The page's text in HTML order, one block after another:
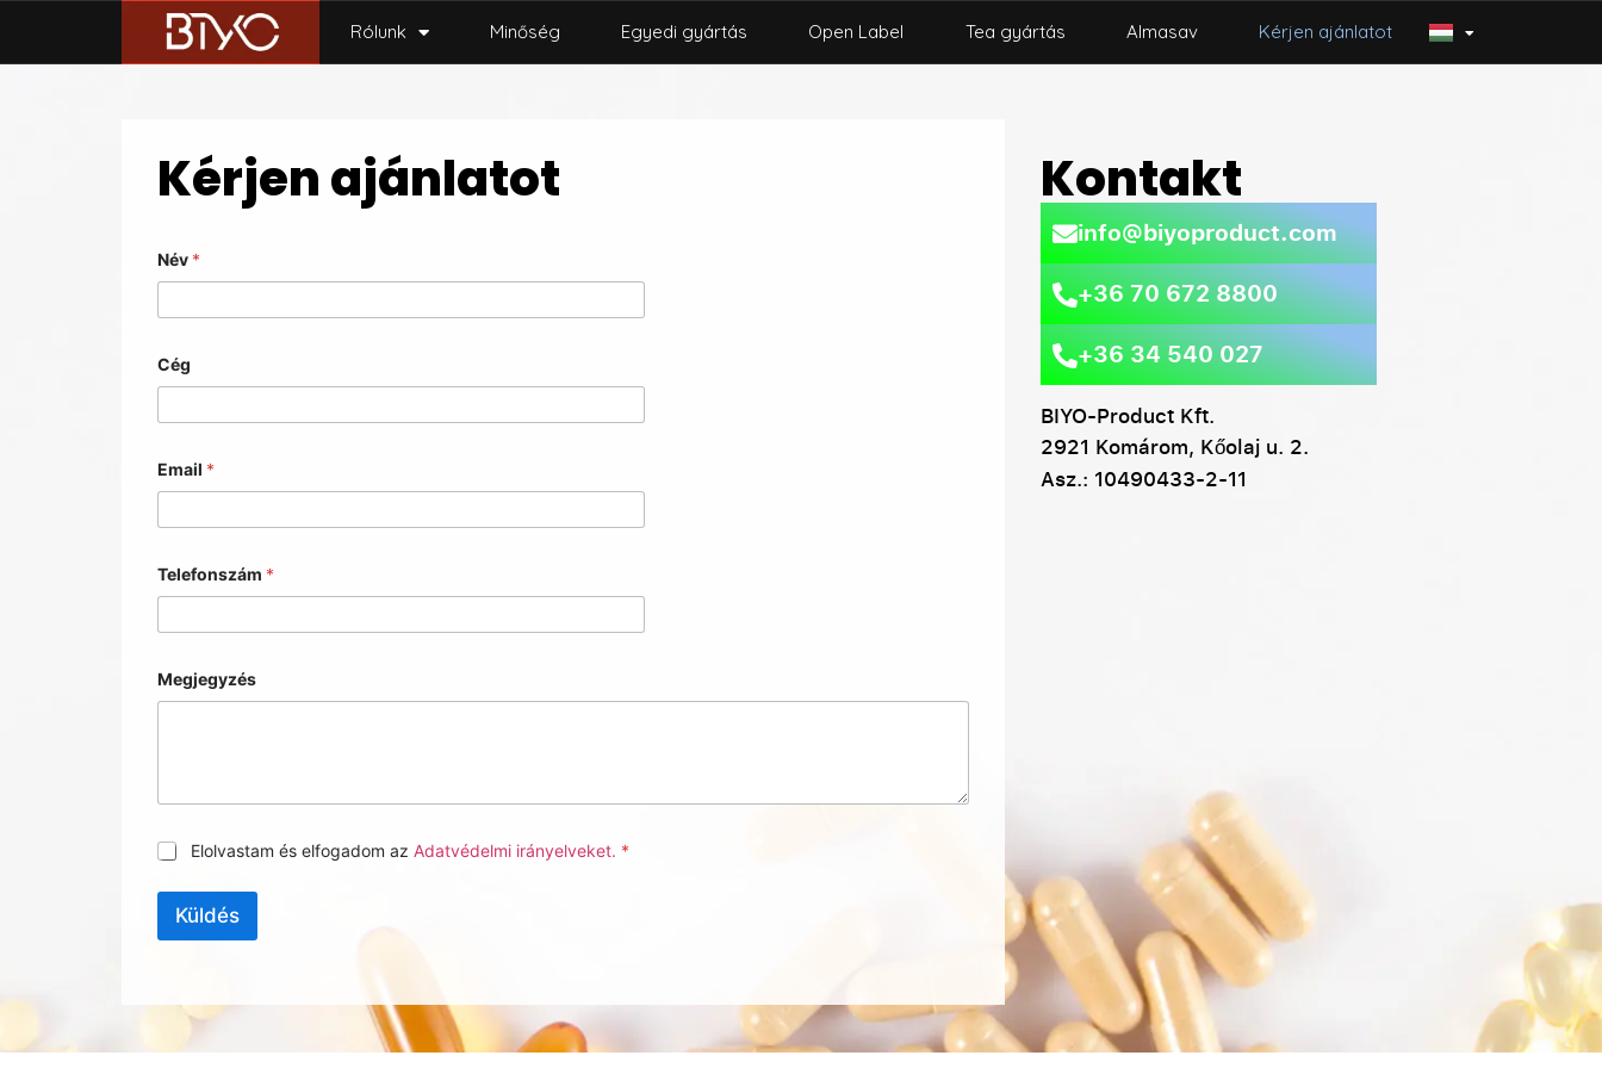
Rólunk Minőség Egyedi gyártás Open Label Tea gyártás Almasav Kérjen ajánlatot
Kérjen ajánlatot
Név *
Cég
Email *
Telefonszám *
Megjegyzés
G
P
e
e
Elolvastam és elfogadom az Adatvédelmi irányelveket. *
Küldés
Kontakt
info@biyoproduct.com
+36 70 672 8800
+36 34 540 027
BIYO-Product Kft.
2921 Komárom, Kőolaj u. 2.
Asz.: 10490433-2-11